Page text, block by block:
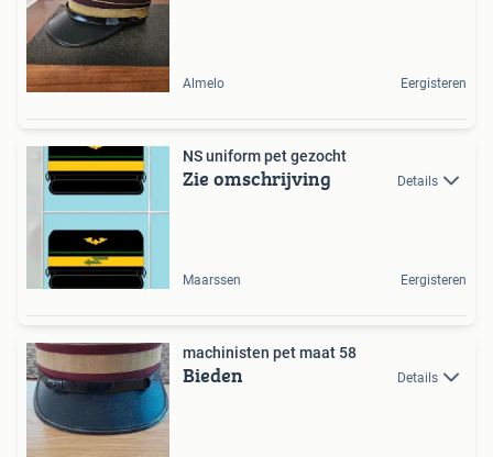
Almelo Eergisteren
NS uniform pet gezocht
Zie omschrijving Details
Maarssen Eergisteren
machinisten pet maat 58
Bieden Details